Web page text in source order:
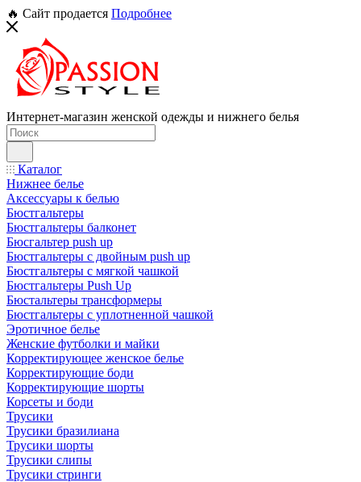
🔥 Сайт продается Подробнее
Интернет-магазин женской одежды и нижнего белья
Каталог
Нижнее белье
Аксессуары к белью
Бюстгальтеры
Бюстгальтеры балконет
Бюсгальтер push up
Бюстгальтеры с двойным push up
Бюстгальтеры с мягкой чашкой
Бюстгальтеры Push Up
Бюстальтеры трансформеры
Бюстгальтеры с уплотненной чашкой
Эротичное белье
Женские футболки и майки
Корректирующее женское белье
Корректирующие боди
Корректирующие шорты
Корсеты и боди
Трусики
Трусики бразилиана
Трусики шорты
Трусики слипы
Трусики стринги